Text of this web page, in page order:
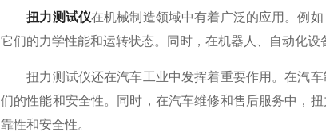
扭力测试仪在机械制造领域中有着广泛的应用。例
它们的力学性能和运转状态。同时，在机器人、自动化
扭力测试仪还在汽车工业中发挥着重要作用。在汽车
们的性能和安全性。同时，在汽车维修和售后服务中，
靠性和安全性。